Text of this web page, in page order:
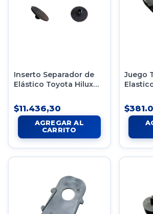
Inserto Separador de
Elástico Toyota Hilux
$11.436,30
Juego